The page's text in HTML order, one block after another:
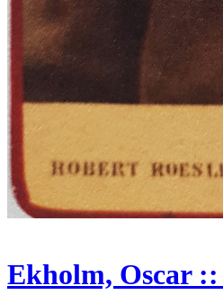
Ekholm, Oscar